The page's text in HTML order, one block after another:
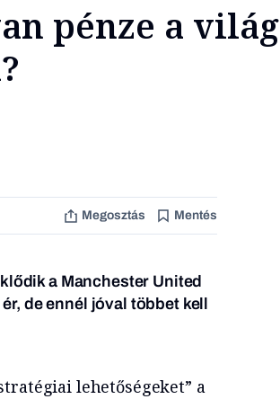
pénze a
Megosztás Mentés
a Manchester United
de ennél jóval többet kell
lehetőségeket” a